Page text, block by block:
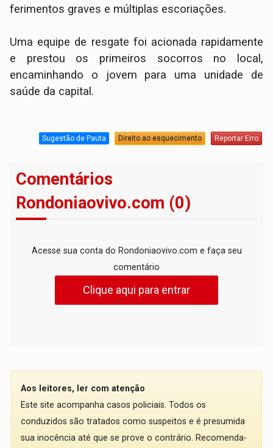
ferimentos graves e múltiplas escoriações.
Uma equipe de resgate foi acionada rapidamente
e prestou os primeiros socorros no local,
encaminhando o jovem para uma unidade de
saúde da capital.
Sugestão de Pauta Direito ao esquecimento Reportar Erro
Comentários
Rondoniaovivo.com (0)
Acesse sua conta do Rondoniaovivo.com e faça seu
comentário
Clique aqui para entrar
Aos leitores, ler com atenção
Este site acompanha casos policiais. Todos os
conduzidos são tratados como suspeitos e é presumida
sua inocência até que se prove o contrário. Recomenda-